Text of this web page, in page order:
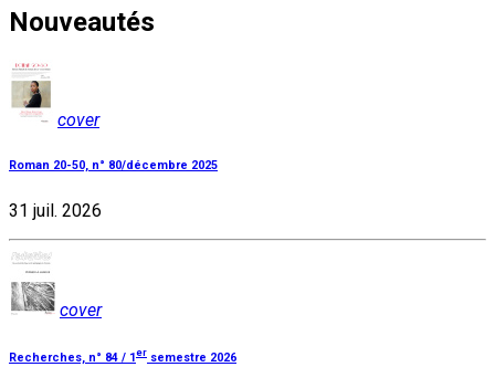
Nouveautés
cover
Roman 20-50, n° 80/décembre 2025
31 juil. 2026
cover
Recherches, n° 84 / 1 er semestre 2026